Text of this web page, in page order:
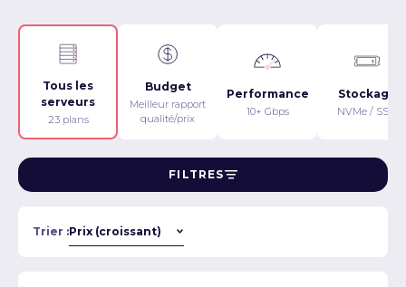
Tous les
serveurs
23 plans
Budget
Meilleur rapport
qualité/prix
Performance
10+ Gbps
Stockage
NVMe / SSD
FILTRES
Trier :